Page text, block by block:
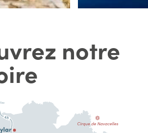
notre